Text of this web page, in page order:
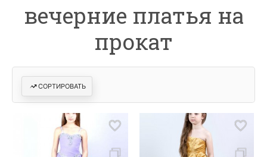
вечерние платья на
прокат
СОРТИРОВАТЬ